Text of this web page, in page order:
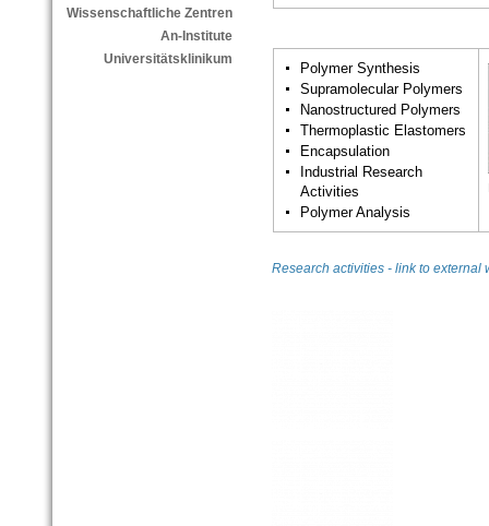
Wissenschaftliche Zentren
An-Institute
Universitätsklinikum
Polymer Synthesis
Supramolecular Polymers
Nanostructured Polymers
Thermoplastic Elastomers
Encapsulation
Industrial Research
Activities
Polymer Analysis
Research activities - link to